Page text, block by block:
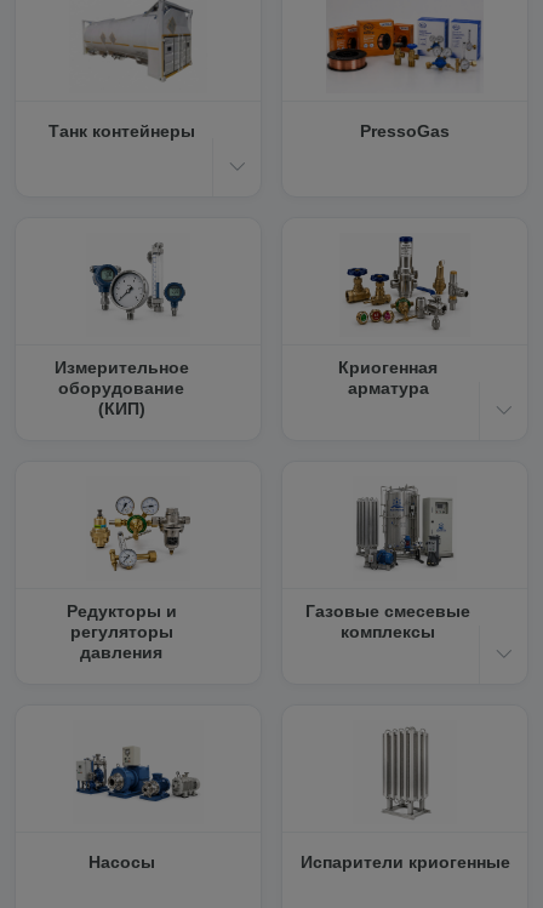
Танк контейнеры PressoGas
Измерительное
оборудование
(КИП)
Криогенная
арматура
Редукторы и
регуляторы
давления
Газовые смесевые
комплексы
Насосы Испарители криогенные